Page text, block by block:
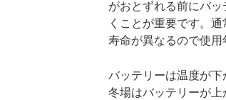
がおとずれる前にバ
くことが重要です。
寿命が異なるので使用
バッテリーは温度が
冬場はバッテリーが